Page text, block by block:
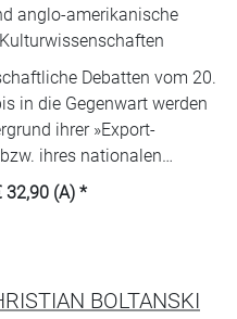
anglo-amerikanische
Debatten vom 20.
in die Gegenwart werden
ihrer »Export-
ihres nationalen
32,90 (A) *
BOLTANSKI